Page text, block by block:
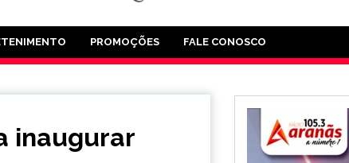
PROMOÇÕES FALE CONOSCO
inaugurar